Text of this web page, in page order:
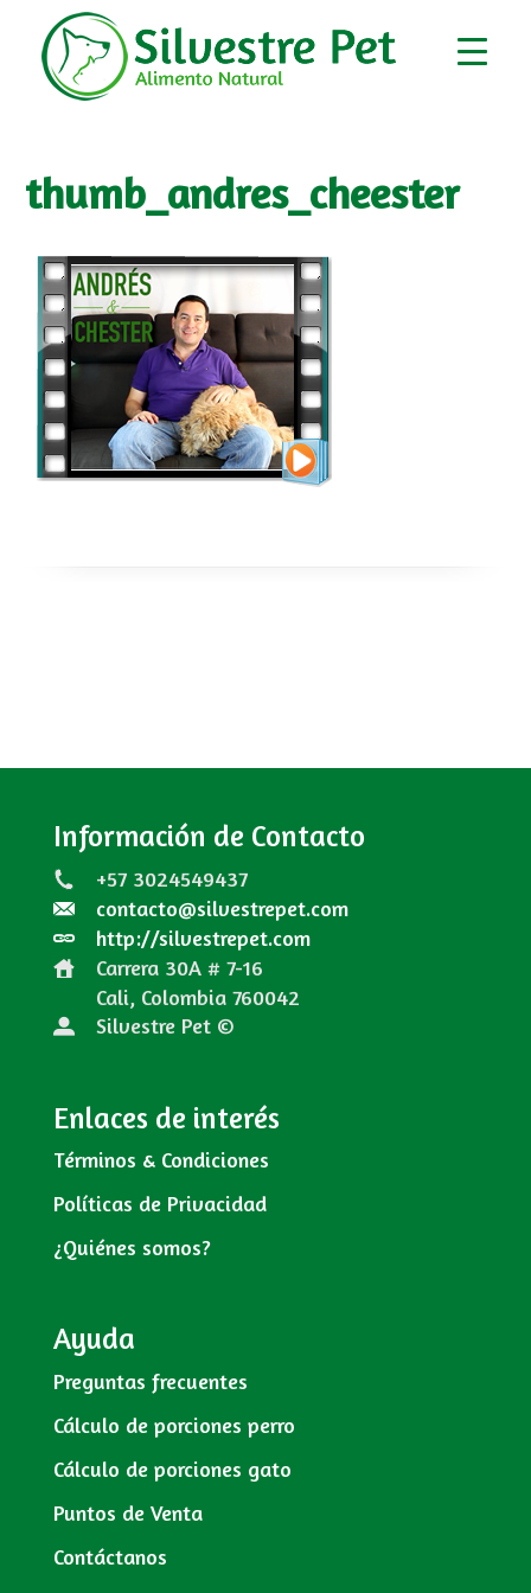
thumb_andres_cheester
Información de Contacto
+57 3024549437
contacto@silvestrepet.com
http://silvestrepet.com
Carrera 30A # 7-16
Cali, Colombia 760042
Silvestre Pet ©
Enlaces de interés
Términos & Condiciones
Políticas de Privacidad
¿Quiénes somos?
Ayuda
Preguntas frecuentes
Cálculo de porciones perro
Cálculo de porciones gato
Puntos de Venta
Contáctanos